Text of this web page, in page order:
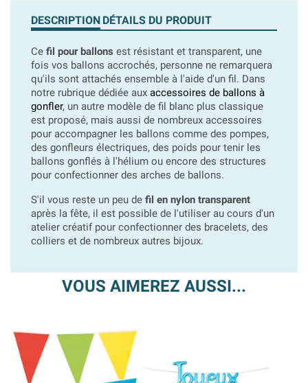
DESCRIPTION DÉTAILS DU PRODUIT
Ce fil pour ballons est résistant et transparent, une
fois vos ballons accrochés, personne ne remarquera
qu'ils sont attachés ensemble à l'aide d'un fil. Dans
notre rubrique dédiée aux accessoires de ballons à
gonfler, un autre modèle de fil blanc plus classique
est proposé, mais aussi de nombreux accessoires
pour accompagner les ballons comme des pompes,
des gonfleurs électriques, des poids pour tenir les
ballons gonflés à l'hélium ou encore des structures
pour confectionner des arches de ballons.
S'il vous reste un peu de fil en nylon transparent
après la fête, il est possible de l'utiliser au cours d'un
atelier créatif pour confectionner des bracelets, des
colliers et de nombreux autres bijoux.
VOUS AIMEREZ AUSSI...